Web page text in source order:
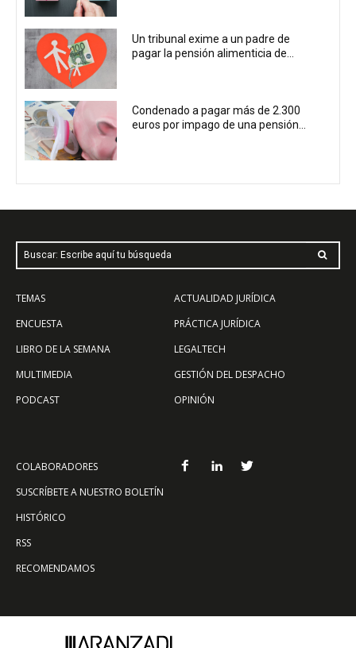
Un tribunal exime a un padre de
pagar la pensión alimenticia de...
Condenado a pagar más de 2.300
euros por impago de una pensión...
Buscar: Escribe aquí tu búsqueda
TEMAS
ENCUESTA
LIBRO DE LA SEMANA
MULTIMEDIA
PODCAST
ACTUALIDAD JURÍDICA
PRÁCTICA JURÍDICA
LEGALTECH
GESTIÓN DEL DESPACHO
OPINIÓN
COLABORADORES
SUSCRÍBETE A NUESTRO BOLETÍN
HISTÓRICO
RSS
RECOMENDAMOS